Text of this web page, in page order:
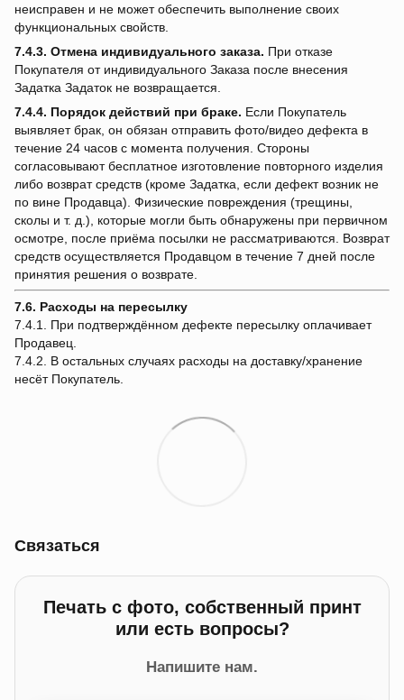
неисправен и не может обеспечить выполнение своих
функциональных свойств.
7.4.3. Отмена индивидуального заказа. При отказе
Покупателя от индивидуального Заказа после внесения
Задатка Задаток не возвращается.
7.4.4. Порядок действий при браке. Если Покупатель
выявляет брак, он обязан отправить фото/видео дефекта в
течение 24 часов с момента получения. Стороны
согласовывают бесплатное изготовление повторного изделия
либо возврат средств (кроме Задатка, если дефект возник не
по вине Продавца). Физические повреждения (трещины,
сколы и т. д.), которые могли быть обнаружены при первичном
осмотре, после приёма посылки не рассматриваются. Возврат
средств осуществляется Продавцом в течение 7 дней после
принятия решения о возврате.
7.6. Расходы на пересылку
7.4.1. При подтверждённом дефекте пересылку оплачивает
Продавец.
7.4.2. В остальных случаях расходы на доставку/хранение
несёт Покупатель.
Связаться
Печать с фото, собственный принт
или есть вопросы?
Напишите нам.